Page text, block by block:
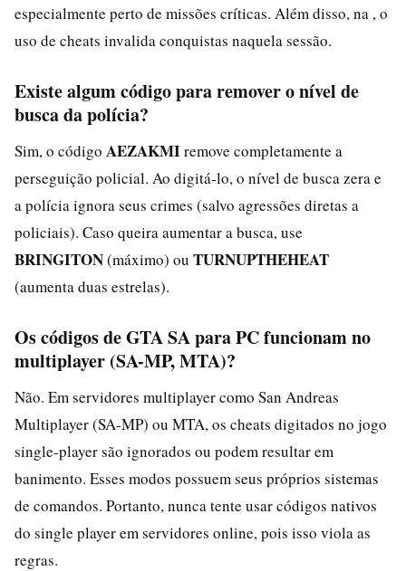
especialmente perto de missões críticas. Além disso, na , o
uso de cheats invalida conquistas naquela sessão.
Existe algum código para remover o nível de
busca da polícia?
Sim, o código AEZAKMIremove completamente a
perseguição policial. Ao digitá-lo, o nível de busca zera e
a polícia ignora seus crimes (salvo agressões diretas a
policiais). Caso queira aumentar a busca, use
BRINGITON(máximo) ou TURNUPTHEHEAT
(aumenta duas estrelas).
Os códigos de GTA SA para PC funcionam no
multiplayer (SA-MP, MTA)?
Não. Em servidores multiplayer como San Andreas
Multiplayer (SA-MP) ou MTA, os cheats digitados no jogo
single-player são ignorados ou podem resultar em
banimento. Esses modos possuem seus próprios sistemas
de comandos. Portanto, nunca tente usar códigos nativos
do single player em servidores online, pois isso viola as
regras.